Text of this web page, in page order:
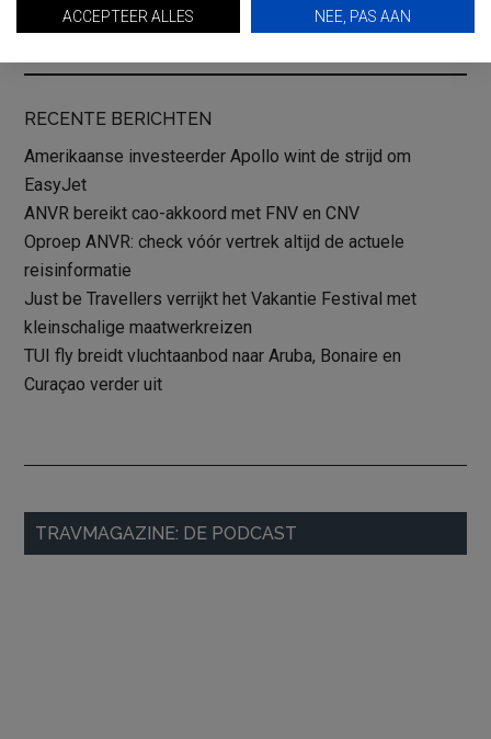
RECENTE BERICHTEN
Amerikaanse investeerder Apollo wint de strijd om
EasyJet
ANVR bereikt cao-akkoord met FNV en CNV
Oproep ANVR: check vóór vertrek altijd de actuele
reisinformatie
Just be Travellers verrijkt het Vakantie Festival met
kleinschalige maatwerkreizen
TUI fly breidt vluchtaanbod naar Aruba, Bonaire en
Curaçao verder uit
Primaire
Sidebar
TRAVMAGAZINE: DE PODCAST
ACCEPTEER ALLES NEE, PAS AAN